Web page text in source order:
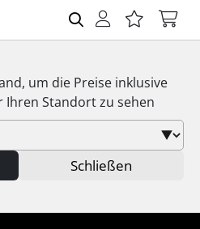
um die Preise inklusive
Ihren Standort zu sehen
Schließen